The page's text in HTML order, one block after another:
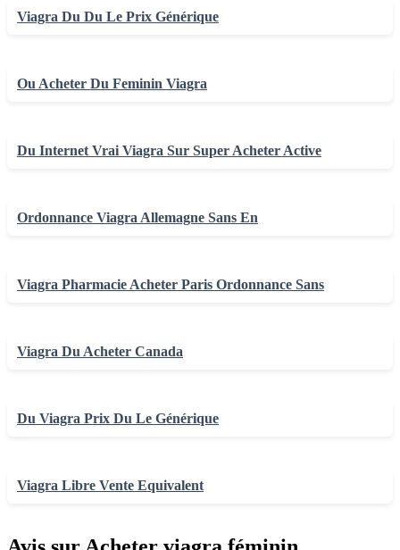
Viagra Du Du Le Prix Générique
Ou Acheter Du Feminin Viagra
Du Internet Vrai Viagra Sur Super Acheter Active
Ordonnance Viagra Allemagne Sans En
Viagra Pharmacie Acheter Paris Ordonnance Sans
Viagra Du Acheter Canada
Du Viagra Prix Du Le Générique
Viagra Libre Vente Equivalent